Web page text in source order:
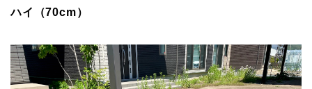
ハイ（70cm）